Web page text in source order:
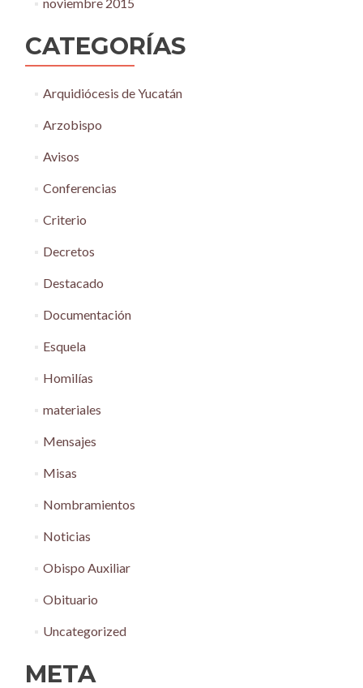
CATEGORÍAS
Arquidiócesis de Yucatán
Arzobispo
Avisos
Conferencias
Criterio
Decretos
Destacado
Documentación
Esquela
Homilías
materiales
Mensajes
Misas
Nombramientos
Noticias
Obispo Auxiliar
Obituario
Uncategorized
META